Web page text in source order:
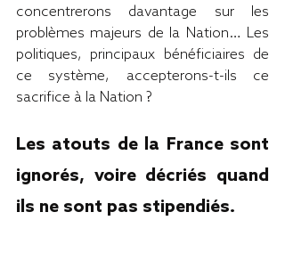
concentrerons davantage sur les
problèmes majeurs de la Nation… Les
politiques, principaux bénéficiaires de
ce système, accepterons-t-ils ce
sacrifice à la Nation ?
Les atouts de la France sont
ignorés, voire décriés quand
ils ne sont pas stipendiés.